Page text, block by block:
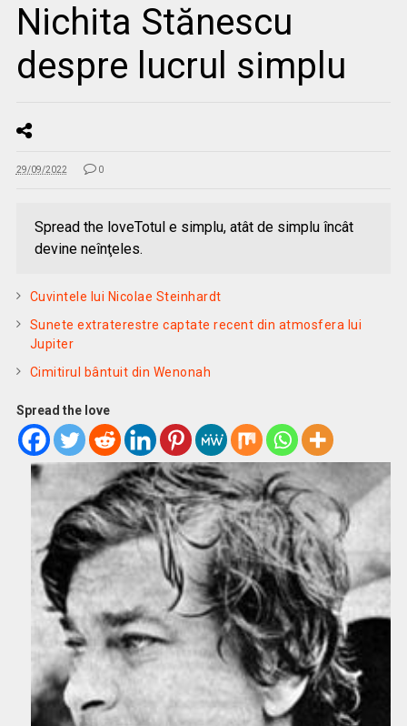
Nichita Stănescu
despre lucrul simplu
29/09/2022 0
Spread the loveTotul e simplu, atât de simplu încât
devine neînţeles.
Cuvintele lui Nicolae Steinhardt
Sunete extraterestre captate recent din atmosfera lui
Jupiter
Cimitirul bântuit din Wenonah
Spread the love